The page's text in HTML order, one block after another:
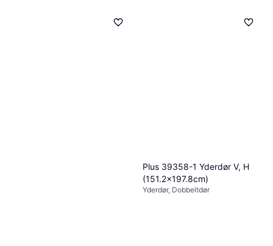
Plus 39358-1 Yderdør V, H
(151.2x197.8cm)
Yderdør, Dobbeltdør